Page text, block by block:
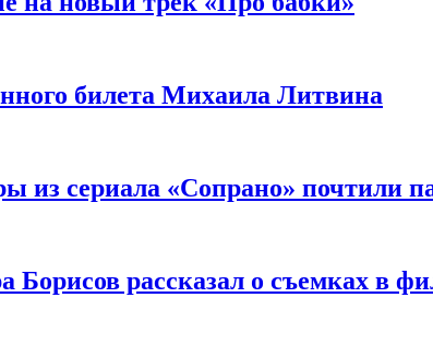
билета Михаила Литвина
из сериала «Сопрано» почтили
рассказал о съемках в